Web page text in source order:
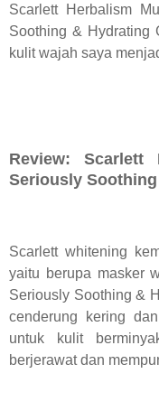
Scarlett Herbalism
Soothing & Hydrating
kulit wajah saya
Review: Scarlett
Seriously
Scarlett whitening
yaitu berupa masker
Seriously Soothing &
cenderung kering
untuk kulit
berjerawat dan